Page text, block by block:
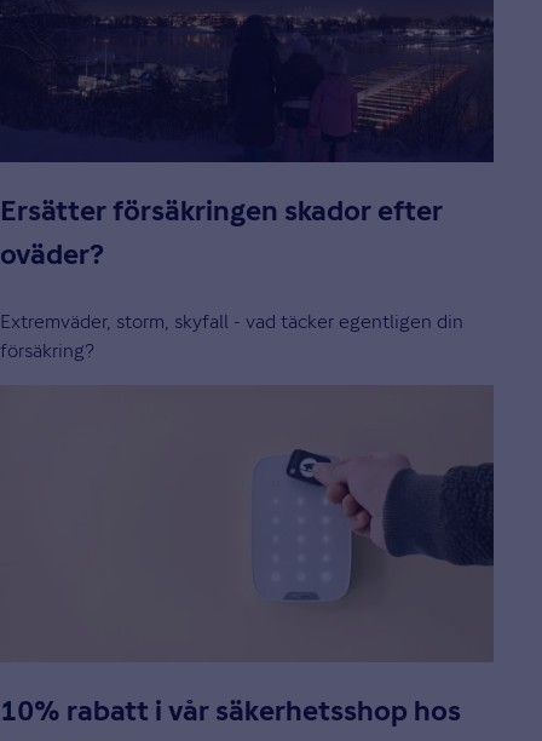
Ersätter försäkringen skador efter
oväder?
Extremväder, storm, skyfall - vad täcker egentligen din
försäkring?
10% rabatt i vår säkerhetsshop hos